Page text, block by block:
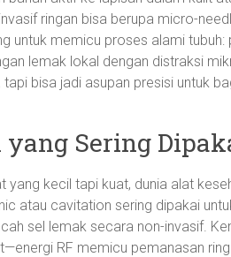
ringan bisa berupa micro-
untuk memicu proses alami tubuh:
lemak lokal dengan distraksi
bisa jadi asupan presisi untuk
Sering
kecil tapi kuat, dunia alat
atau cavitation sering dipakai
sel lemak secara non-invasif.
RF memicu pemanasan